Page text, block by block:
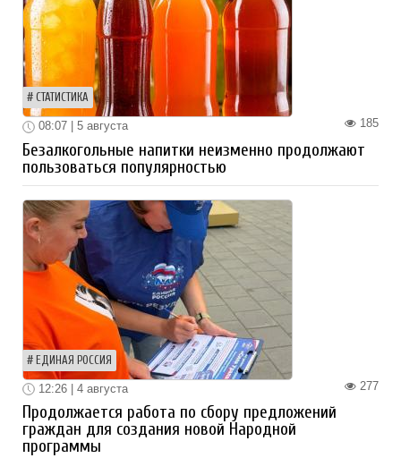
СТАТИСТИКА
185
08:07 | 5 августа
Безалкогольные напитки неизменно продолжают
пользоваться популярностью
ЕДИНАЯ РОССИЯ
277
12:26 | 4 августа
Продолжается работа по сбору предложений
граждан для создания новой Народной
программы